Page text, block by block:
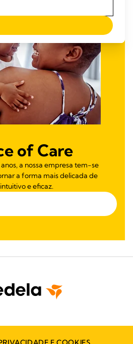
of Care
a nossa empresa tem-se
a forma mais delicada de
e eficaz.